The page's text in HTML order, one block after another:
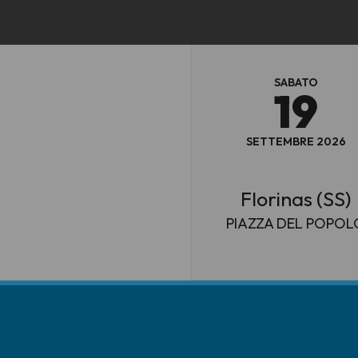
SABATO
19
SETTEMBRE 2026
Florinas (SS)
PIAZZA DEL